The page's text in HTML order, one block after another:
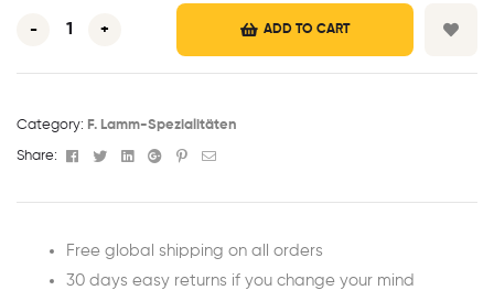
- + ADD TO CART
Category: F. Lamm-Spezialitäten
Share: Facebook
TwitterLinkedinGoogle+Pinterest
Email
Free global shipping on all orders
30 days easy returns if you change your mind